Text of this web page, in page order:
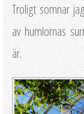
Troligt somnar
av humlornas
är.